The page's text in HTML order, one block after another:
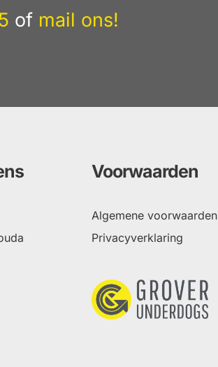
of mail ons!
Voorwaarden
Algemene voorwaarden
Privacyverklaring